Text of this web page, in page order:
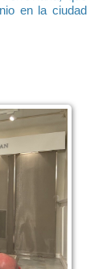
en la ciudad